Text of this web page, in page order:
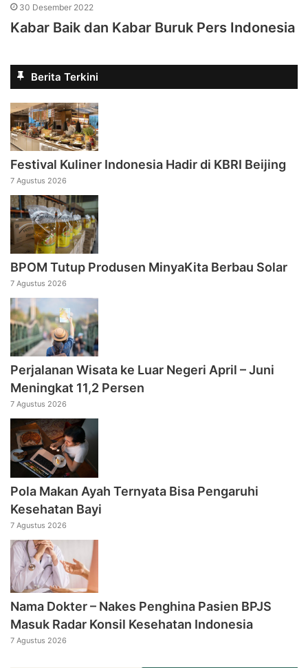
30 Desember 2022
Kabar Baik dan Kabar Buruk Pers Indonesia
Berita Terkini
Festival Kuliner Indonesia Hadir di KBRI Beijing
7 Agustus 2026
BPOM Tutup Produsen MinyaKita Berbau Solar
7 Agustus 2026
Perjalanan Wisata ke Luar Negeri April – Juni
Meningkat 11,2 Persen
7 Agustus 2026
Pola Makan Ayah Ternyata Bisa Pengaruhi
Kesehatan Bayi
7 Agustus 2026
Nama Dokter – Nakes Penghina Pasien BPJS
Masuk Radar Konsil Kesehatan Indonesia
7 Agustus 2026